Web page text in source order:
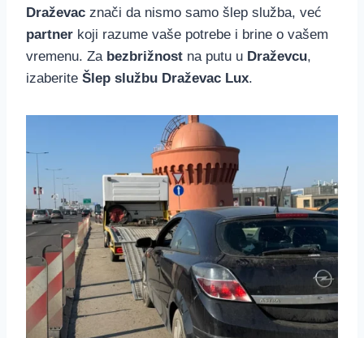
Draževac znači da nismo samo šlep služba, već
partner koji razume vaše potrebe i brine o vašem
vremenu. Za bezbrižnost na putu u Draževcu,
izaberite Šlep službu Draževac Lux.